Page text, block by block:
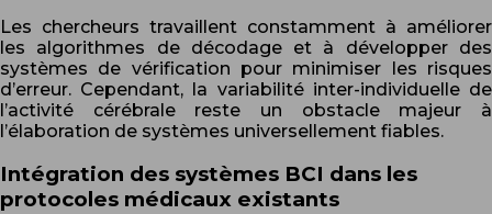
Les chercheurs travaillent constamment à améliorer
les algorithmes de décodage et à développer des
systèmes de vérification pour minimiser les risques
d’erreur. Cependant, la variabilité inter-individuelle de
l’activité cérébrale reste un obstacle majeur à
l’élaboration de systèmes universellement fiables.
Intégration des systèmes BCI dans les
protocoles médicaux existants